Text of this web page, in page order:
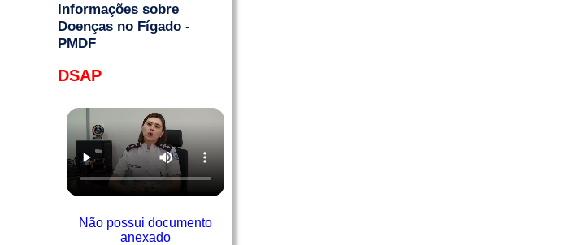
Informações sobre
Doenças no Fígado -
PMDF
DSAP
Não possui documento
anexado